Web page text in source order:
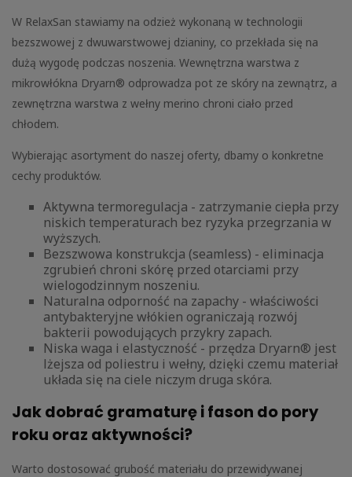
W RelaxSan stawiamy na odzież wykonaną w technologii
bezszwowej z dwuwarstwowej dzianiny, co przekłada się na
dużą wygodę podczas noszenia. Wewnętrzna warstwa z
mikrowłókna Dryarn® odprowadza pot ze skóry na zewnątrz, a
zewnętrzna warstwa z wełny merino chroni ciało przed
chłodem.
Wybierając asortyment do naszej oferty, dbamy o konkretne
cechy produktów.
Aktywna termoregulacja - zatrzymanie ciepła przy
niskich temperaturach bez ryzyka przegrzania w
wyższych.
Bezszwowa konstrukcja (seamless) - eliminacja
zgrubień chroni skórę przed otarciami przy
wielogodzinnym noszeniu.
Naturalna odporność na zapachy - właściwości
antybakteryjne włókien ograniczają rozwój
bakterii powodujących przykry zapach.
Niska waga i elastyczność - przędza Dryarn® jest
lżejsza od poliestru i wełny, dzięki czemu materiał
układa się na ciele niczym druga skóra.
Jak dobrać gramaturę i fason do pory
roku oraz aktywności?
Warto dostosować grubość materiału do przewidywanej